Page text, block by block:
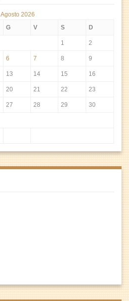
Agosto 2026
G V S D
1 2
6 7 8 9
13 14 15 16
20 21 22 23
27 28 29 30